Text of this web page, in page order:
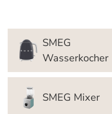
SMEG
Wasserkocher
SMEG Mixer